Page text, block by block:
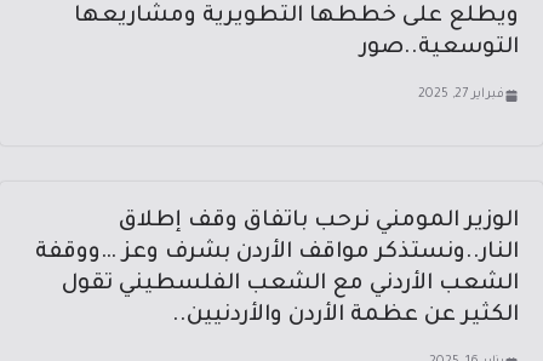
ويطلع على خططها التطويرية ومشاريعها
التوسعية..صور
فبراير 27, 2025
الوزير المومني نرحب باتفاق وقف إطلاق
النار..ونستذكر مواقف الأردن بشرف وعز …ووقفة
الشعب الأردني مع الشعب الفلسطيني تقول
الكثير عن عظمة الأردن والأردنيين..